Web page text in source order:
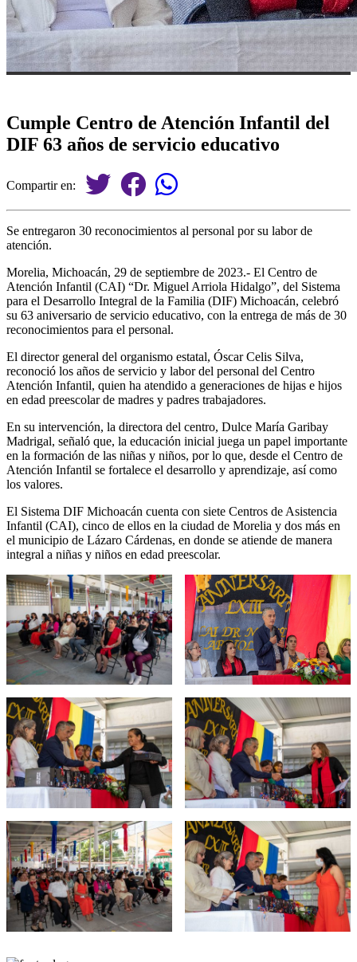
Cumple Centro de Atención Infantil del
DIF 63 años de servicio educativo
Compartir en:
Se entregaron 30 reconocimientos al personal por su labor de
atención.
Morelia, Michoacán, 29 de septiembre de 2023.- El Centro de
Atención Infantil (CAI) “Dr. Miguel Arriola Hidalgo”, del Sistema
para el Desarrollo Integral de la Familia (DIF) Michoacán, celebró
su 63 aniversario de servicio educativo, con la entrega de más de 30
reconocimientos para el personal.
El director general del organismo estatal, Óscar Celis Silva,
reconoció los años de servicio y labor del personal del Centro
Atención Infantil, quien ha atendido a generaciones de hijas e hijos
en edad preescolar de madres y padres trabajadores.
En su intervención, la directora del centro, Dulce María Garibay
Madrigal, señaló que, la educación inicial juega un papel importante
en la formación de las niñas y niños, por lo que, desde el Centro de
Atención Infantil se fortalece el desarrollo y aprendizaje, así como
los valores.
El Sistema DIF Michoacán cuenta con siete Centros de Asistencia
Infantil (CAI), cinco de ellos en la ciudad de Morelia y dos más en
el municipio de Lázaro Cárdenas, en donde se atiende de manera
integral a niñas y niños en edad preescolar.